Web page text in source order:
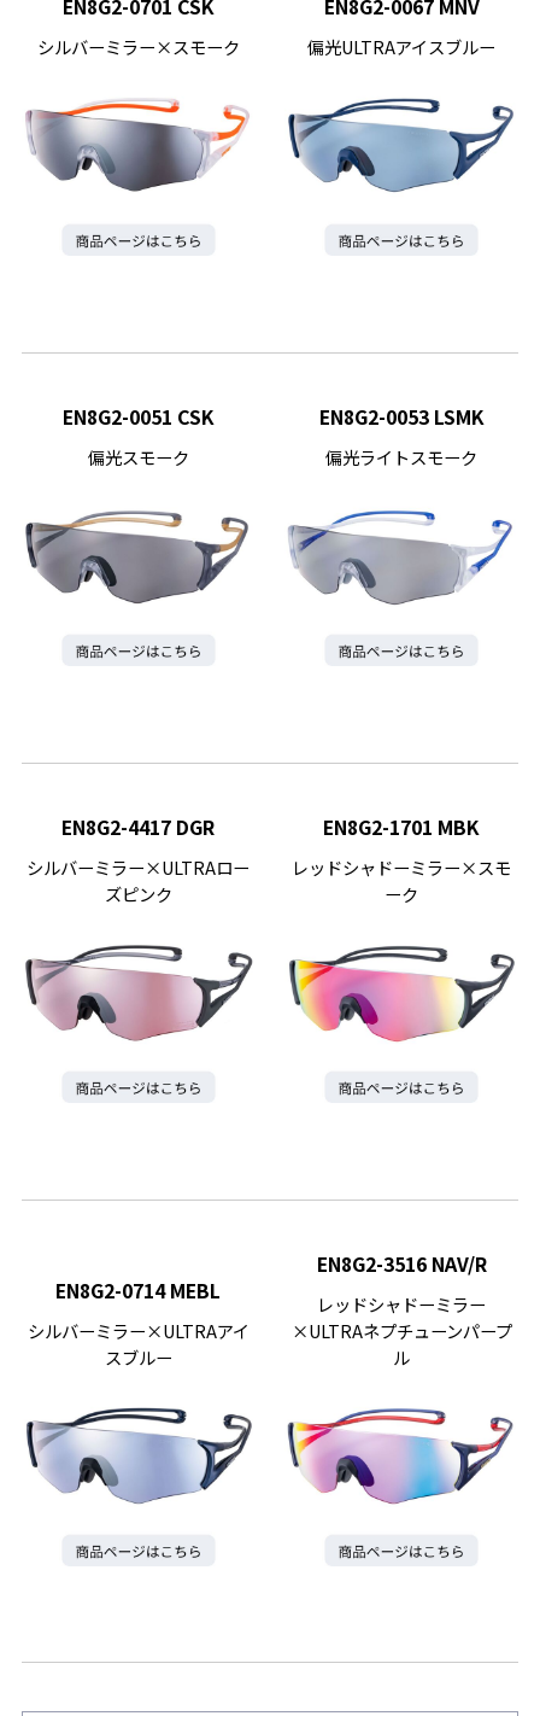
EN8G2-0701 CSK
シルバーミラー×スモーク
EN8G2-0067 MNV
偏光ULTRAアイスブルー
EN8G2-0051 CSK
偏光スモーク
EN8G2-0053 LSMK
偏光ライトスモーク
EN8G2-4417 DGR
シルバーミラー×ULTRAロー
ズピンク
EN8G2-1701 MBK
レッドシャドーミラー×スモ
ーク
EN8G2-0714 MEBL
シルバーミラー×ULTRAアイ
スブルー
EN8G2-3516 NAV/R
レッドシャドーミラー
×ULTRAネプチューンパープ
ル